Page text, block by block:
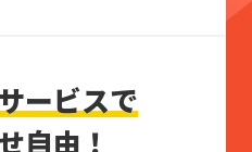
ービスで
自由！